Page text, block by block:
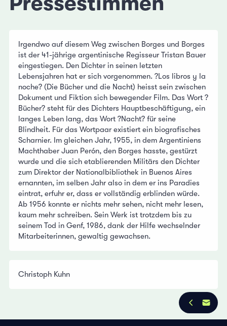
Irgendwo auf diesem Weg zwischen Borges und Borges
ist der 41-jährige argentinische Regisseur Tristan Bauer
eingestiegen. Den Dichter in seinen letzten
Lebensjahren hat er sich vorgenommen. ?Los libros y la
noche? (Die Bücher und die Nacht) heisst sein zwischen
Dokument und Fiktion sich bewegender Film. Das Wort ?
Bücher? steht für des Dichters Hauptbeschäftigung, ein
langes Leben lang, das Wort ?Nacht? für seine
Blindheit. Für das Wortpaar existiert ein biografisches
Scharnier. Im gleichen Jahr, 1955, in dem Argentiniens
Machthaber Juan Perón, den Borges hasste, gestürzt
wurde und die sich etablierenden Militärs den Dichter
zum Direktor der Nationalbibliothek in Buenos Aires
ernannten, im selben Jahr also in dem er ins Paradies
eintrat, erfuhr er, dass er vollständig erblinden würde.
Ab 1956 konnte er nichts mehr sehen, nicht mehr lesen,
kaum mehr schreiben. Sein Werk ist trotzdem bis zu
seinem Tod in Genf, 1986, dank der Hilfe wechselnder
Mitarbeiterinnen, gewaltig gewachsen.
Christoph Kuhn